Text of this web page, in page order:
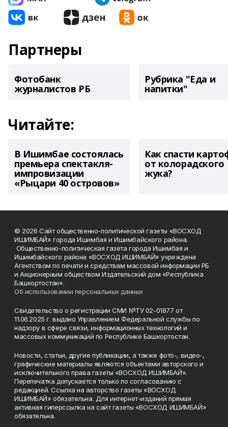
Партнеры
Фотобанк
журналистов РБ
Рубрика "Еда и
напитки"
Читайте:
В Ишимбае состоялась
премьера спектакля-
импровизации
«Рыцари 40 островов»
Как спасти
от колорадского
жука?
© 2026 Сайт общественно-политической газеты «ВОСХОД
ИШИМБАЙ» города Ишимбая и Ишимбайского района.
Общественно-политическая газета города Ишимбая и
Ишимбайского района «ВОСХОД ИШИМБАЙ» учреждена
Агентством по печати и средствам массовой информации РБ
и Акционерным обществом Издательский дом «Республика
Башкортостан».
Об использовании персональных данных
Свидетельство о регистрации СМИ №ТУ 02-01877 от
11.06.2025 г. выдано Управлением Федеральной службы по
надзору в сфере связи, информационных технологий и
массовых коммуникаций по Республике Башкортостан.
Новости, статьи, другие публикации, а также фото-, видео-,
графические материалы являются объектами авторского и
исключительного права газеты «ВОСХОД ИШИМБАЙ».
Перепечатка допускается только по согласованию с
редакцией. Ссылка на авторство газеты «ВОСХОД
ИШИМБАЙ» обязательна. Для интернет-изданий прямая
активная гиперссылка на сайт газеты «ВОСХОД ИШИМБАЙ»
обязательна.